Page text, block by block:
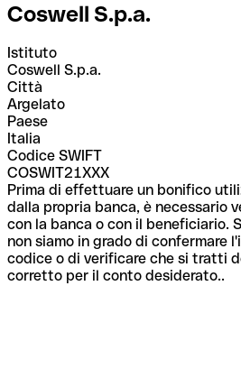
Coswell S.p.a.
Istituto
Coswell S.p.a.
Città
Argelato
Paese
Italia
Codice SWIFT
COSWIT21XXX
Prima di effettuare un bonifico
dalla propria banca, è necessario
con la banca o con il beneficiario.
non siamo in grado di confermare
codice o di verificare che si tratti
corretto per il conto desiderato..